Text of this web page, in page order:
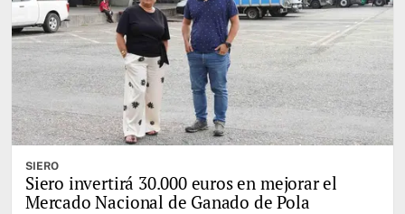
SIERO
Siero invertirá 30.000 euros en mejorar el
Mercado Nacional de Ganado de Pola